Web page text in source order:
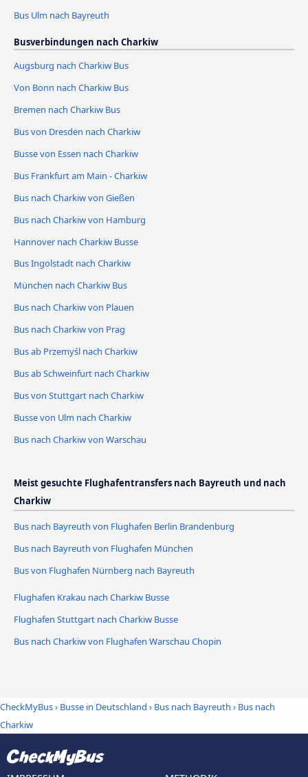
Bus Ulm nach Bayreuth
Busverbindungen nach Charkiw
Augsburg nach Charkiw Bus
Von Bonn nach Charkiw Bus
Bremen nach Charkiw Bus
Bus von Dresden nach Charkiw
Busse von Essen nach Charkiw
Bus Frankfurt am Main - Charkiw
Bus nach Charkiw von Gießen
Bus nach Charkiw von Hamburg
Hannover nach Charkiw Busse
Bus Ingolstadt nach Charkiw
München nach Charkiw Bus
Bus nach Charkiw von Plauen
Bus nach Charkiw von Prag
Bus ab Przemyśl nach Charkiw
Bus ab Schweinfurt nach Charkiw
Bus von Stuttgart nach Charkiw
Busse von Ulm nach Charkiw
Bus nach Charkiw von Warschau
Meist gesuchte Flughafentransfers nach Bayreuth und nach
Charkiw
Bus nach Bayreuth von Flughafen Berlin Brandenburg
Bus nach Bayreuth von Flughafen München
Bus von Flughafen Nürnberg nach Bayreuth
Flughafen Krakau nach Charkiw Busse
Flughafen Stuttgart nach Charkiw Busse
Bus nach Charkiw von Flughafen Warschau Chopin
CheckMyBus› Busse in Deutschland › Bus nach Bayreuth › Bus nach
Charkiw